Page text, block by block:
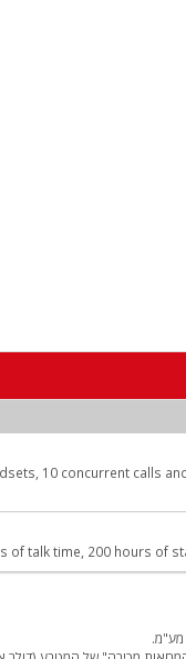
10 concurrent calls
of talk time, 200 hours of
מע"מ.